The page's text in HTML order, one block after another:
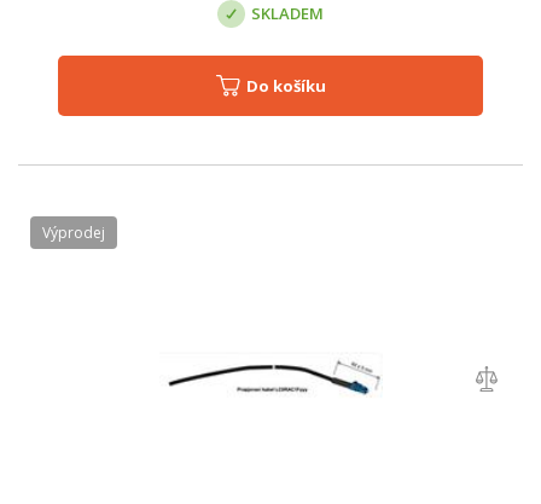
SKLADEM
Do košíku
Výprodej